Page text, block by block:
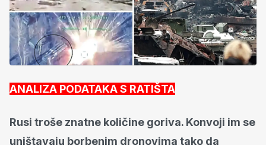
ANALIZA PODATAKA S RATIŠTA
Rusi troše znatne količine goriva. Konvoji im se
uništavaju borbenim dronovima tako da